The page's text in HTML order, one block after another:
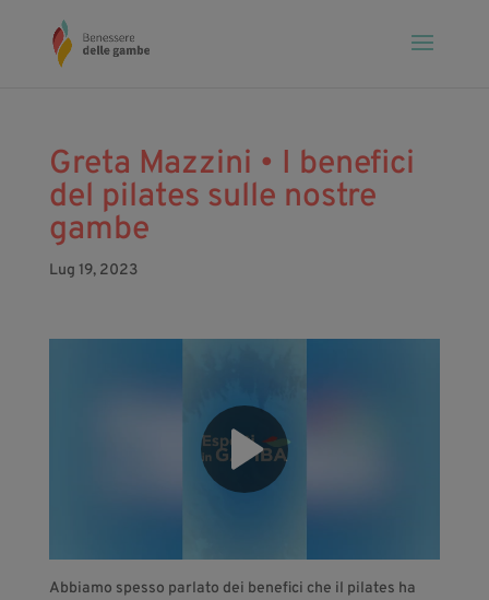
Greta Mazzini • I benefici
del pilates sulle nostre
gambe
Lug 19, 2023
Abbiamo spesso parlato dei benefici che il pilates ha